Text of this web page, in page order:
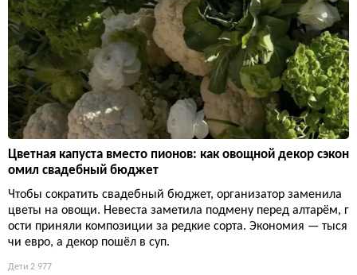
Цветная капуста вместо пионов: как овощной декор сэкон
омил свадебный бюджет
Чтобы сократить свадебный бюджет, организатор заменила
цветы на овощи. Невеста заметила подмену перед алтарём, г
ости приняли композиции за редкие сорта. Экономия — тыся
чи евро, а декор пошёл в суп.
Дети 2 977